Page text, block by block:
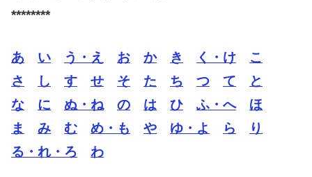
********
あ い う・え お か き く・け
こ
さ
し す せ そ た ち つ て
と
な
に ぬ・ね の は ひ ふ・へ
ほ
ま
み む め・も や ゆ・よ ら
り
る・れ・ろ
わ